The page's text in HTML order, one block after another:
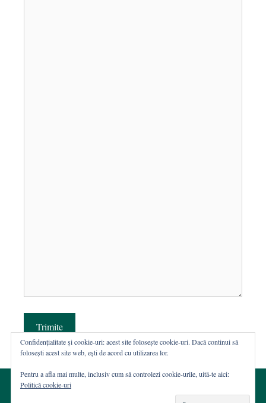
Trimite
Confidențialitate și cookie-uri: acest site folosește cookie-uri. Dacă continui să
folosești acest site web, ești de acord cu utilizarea lor.
Pentru a afla mai multe, inclusiv cum să controlezi cookie-urile, uită-te aici:
Politică cookie-uri